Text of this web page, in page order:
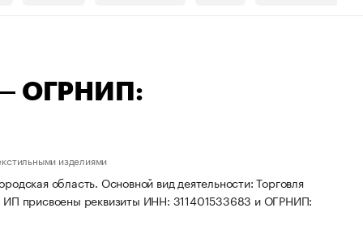
— ОГРНИП:
изделиями
область. Основной вид деятельности: Торговля
ИП присвоены реквизиты ИНН: 311401533683 и ОГРНИП: